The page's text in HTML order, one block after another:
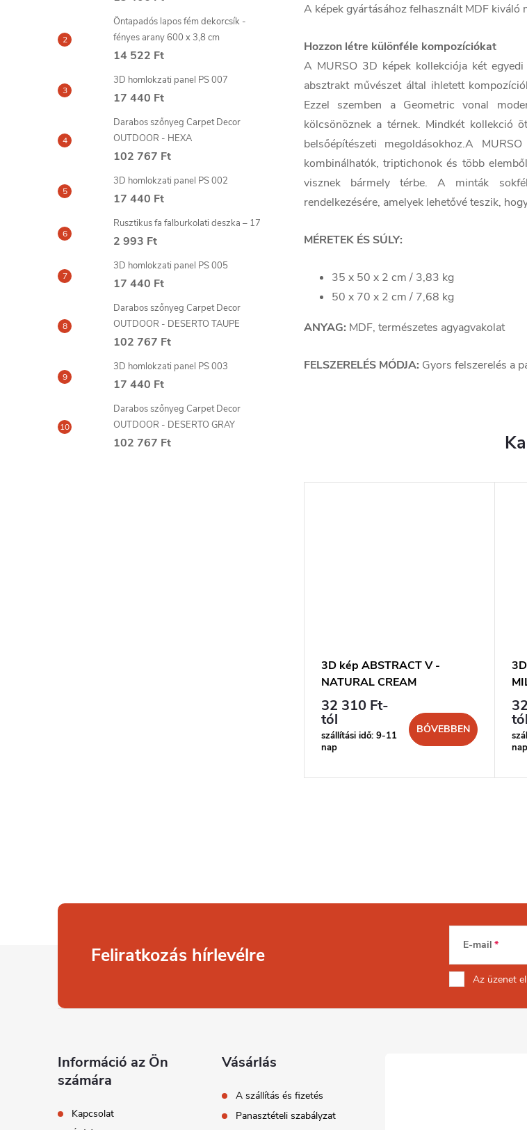
Öntapadós lapos fém dekorcsík -
fényes arany 600 x 3,8 cm
14 522 Ft
3D homlokzati panel PS 007
17 440 Ft
Darabos szőnyeg Carpet Decor
OUTDOOR - HEXA
102 767 Ft
3D homlokzati panel PS 002
17 440 Ft
Rusztikus fa falburkolati deszka – 17
2 993 Ft
3D homlokzati panel PS 005
17 440 Ft
Darabos szőnyeg Carpet Decor
OUTDOOR - DESERTO TAUPE
102 767 Ft
3D homlokzati panel PS 003
17 440 Ft
Darabos szőnyeg Carpet Decor
OUTDOOR - DESERTO GRAY
102 767 Ft
A képek gyártásához felhasznált MDF
Hozzon létre különféle kompozíciókat
A MURSO 3D képek kollekciója két
absztrakt művészet által ihletett
Ezzel szemben a Geometric vonal
kölcsönöznek a térnek. Mindkét kollekció
belsőépítészeti megoldásokhoz.A
kombinálhatók, triptichonok és több
visznek bármely térbe. A minták
rendelkezésére, amelyek lehetővé teszik,
MÉRETEK ÉS SÚLY:
35 x 50 x 2 cm / 3,83 kg
50 x 70 x 2 cm / 7,68 kg
ANYAG: MDF, természetes agyagvakolat
FELSZERELÉS MÓDJA: Gyors felszerelés a
3D kép ABSTRACT V -
NATURAL CREAM
32 310 Ft-
tól
szállítási idő: 9-11
nap
BŐVEBBEN
tól
nap
Feliratkozás hírlevélre E-mail
Az üzenet
Információ az Ön
számára
Kapcsolat
Vásárlás
A szállítás és fizetés
Panasztételi szabályzat